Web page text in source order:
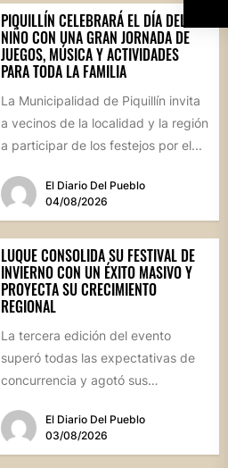
PIQUILLÍN CELEBRARÁ EL DÍA DEL
NIÑO CON UNA GRAN JORNADA DE
JUEGOS, MÚSICA Y ACTIVIDADES
PARA TODA LA FAMILIA
La Municipalidad de Piquillín invita
a vecinos de la localidad y la región
a participar de los festejos por el...
El Diario Del Pueblo
04/08/2026
LUQUE CONSOLIDA SU FESTIVAL DE
INVIERNO CON UN ÉXITO MASIVO Y
PROYECTA SU CRECIMIENTO
REGIONAL
La tercera edición del evento
superó todas las expectativas de
concurrencia y agotó sus
marco, el...El Diario Del Pueblo
03/08/2026